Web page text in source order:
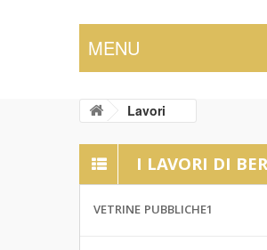
Lavori
I LAVORI DI
VETRINE PUBBLICHE1